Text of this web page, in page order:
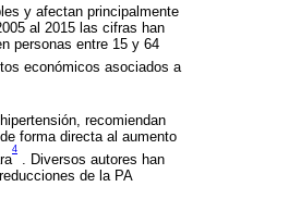
y afectan principalmente
al 2015 las cifras han
personas entre 15 y 64
económicos asociados a
recomiendan
forma directa al aumento
4
. Diversos autores han
de la PA